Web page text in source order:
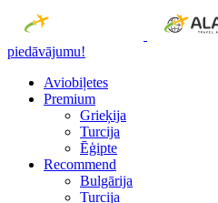
piedāvājumu!
Aviobiļetes
Premium
Grieķija
Turcija
Ēģipte
Recommend
Bulgārija
Turcija